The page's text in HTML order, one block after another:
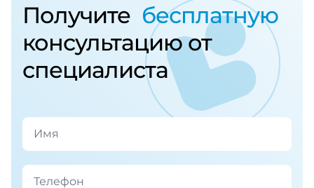
Получите бесплатную
консультацию от
специалиста